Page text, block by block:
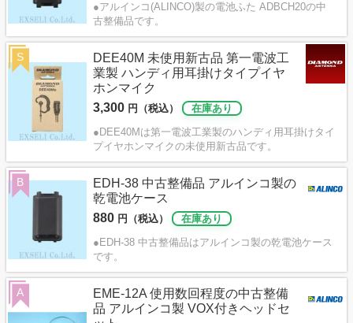
●アルインコ(ALINCO)製の電池ふた ADBCH20の中
古整備品です。
DEE40M 未使用新古品 第一電波工
業製 ハンディ用耳掛けタイプイヤ
ホンマイク
3,300 円（税込）
在庫あり
●DEE40Mは第一電波工業製のハンディ用耳掛けタイ
プイヤホンマイクの未使用新古品です。
S
EDH-38 中古整備品 アルインコ製の
乾電池ケース
880 円（税込）
在庫あり
●EDH-38 中古整備品はアルインコ製の乾電池ケース
です。
B
EME-12A 使用数回程度の中古整備
品 アルインコ製 VOX付きヘッドセ
A